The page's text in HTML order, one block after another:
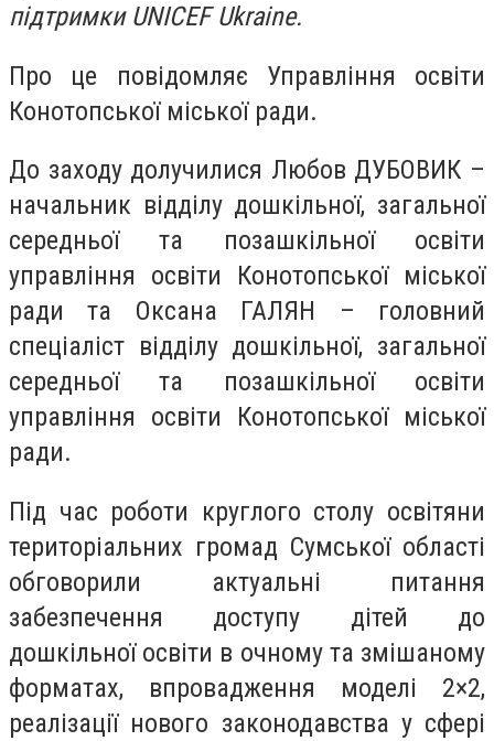
підтримки UNICEF Ukraine.
Про це повідомляє Управління освіти
Конотопської міської ради.
До заходу долучилися Любов ДУБОВИК –
начальник відділу дошкільної, загальної
середньої та позашкільної освіти
управління освіти Конотопської міської
ради та Оксана ГАЛЯН – головний
спеціаліст відділу дошкільної, загальної
середньої та позашкільної освіти
управління освіти Конотопської міської
ради.
Під час роботи круглого столу освітяни
територіальних громад Сумської області
обговорили актуальні питання
забезпечення доступу дітей до
дошкільної освіти в очному та змішаному
форматах, впровадження моделі 2×2,
реалізації нового законодавства у сфері